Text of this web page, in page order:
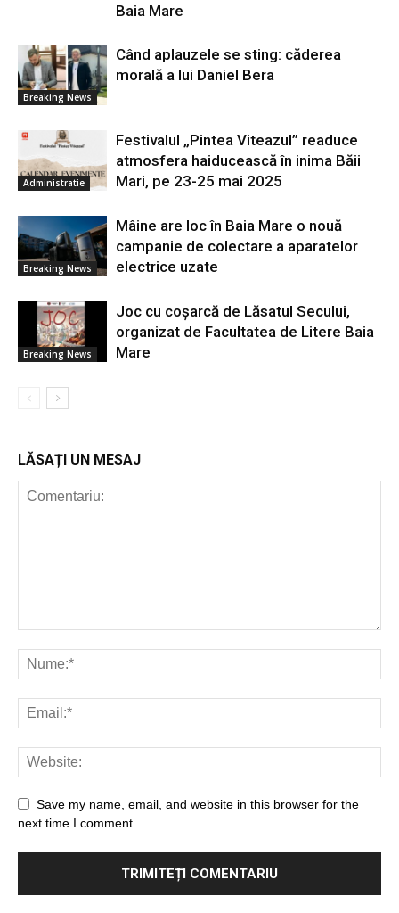
Baia Mare
Breaking News
Când aplauzele se sting: căderea
morală a lui Daniel Bera
Administratie
Festivalul „Pintea Viteazul” readuce
atmosfera haiducească în inima Băii
Mari, pe 23-25 mai 2025
Breaking News
Mâine are loc în Baia Mare o nouă
campanie de colectare a aparatelor
electrice uzate
Breaking News
Joc cu coșarcă de Lăsatul Secului,
organizat de Facultatea de Litere Baia
Mare
LĂSAȚI UN MESAJ
Save my name, email, and website in this browser for the
next time I comment.